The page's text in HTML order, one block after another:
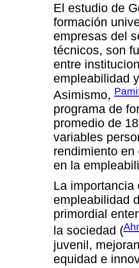
El estudio de
formación
empresas del
técnicos, son
entre
empleabilidad
Asimismo,
programa de
promedio de
variables
rendimiento
en la
La
empleabilidad
primordial
la sociedad (
juvenil,
equidad e